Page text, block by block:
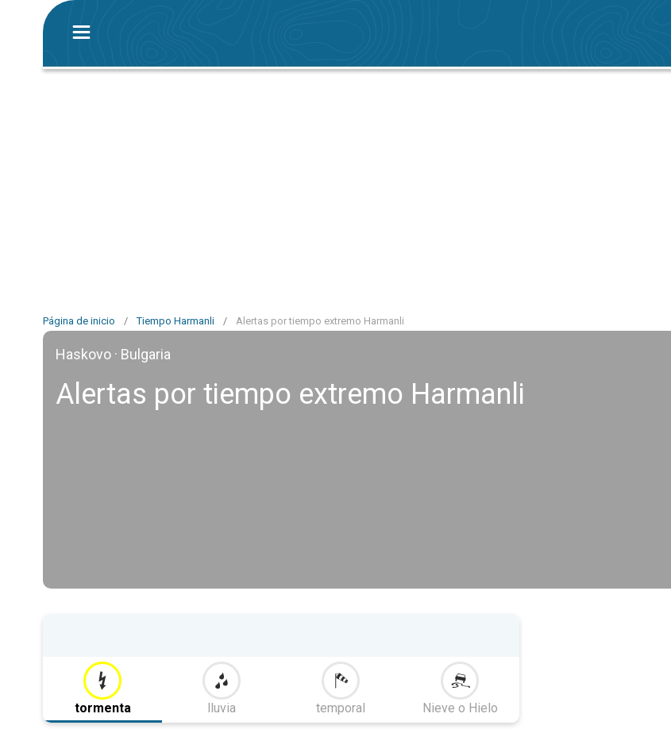
Página de inicio / Tiempo Harmanli / Alertas por tiempo extremo Harmanli
Haskovo · Bulgaria
Alertas por tiempo extremo Harmanli
tormenta lluvia temporal Nieve o Hielo